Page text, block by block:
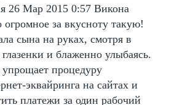
26 Мар 2015 0:57 Викона
огромное за вкусноту такую!
сына на руках, смотря в
и блаженно улыбаясь.
упрощает процедуру
эквайринга на сайтах и
платежи за один рабочий